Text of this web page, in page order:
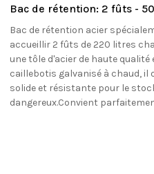
Bac de rétention: 2 fûts -
Bac de rétention acier
accueillir 2 fûts de 220 litres
une tôle d'acier de haute qualité
caillebotis galvanisé à chaud, il
solide et résistante pour le
dangereux.Convient